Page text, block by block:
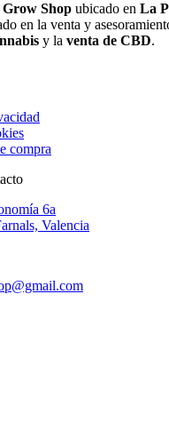
Grow Shop ubicado en La
en la venta y
y la venta de CBD.
compra
6a
Valencia